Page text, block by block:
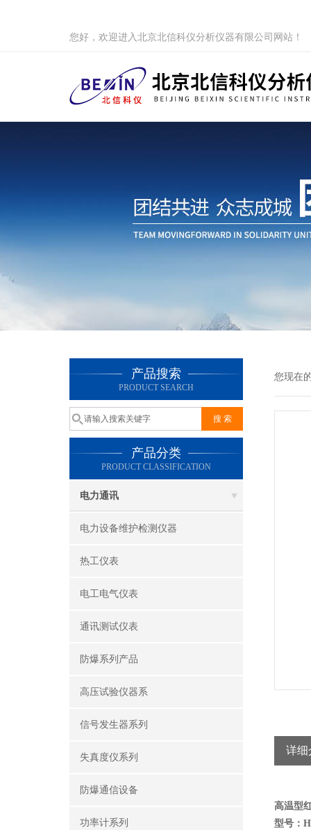
您好，欢迎进入北京北信科仪分析仪器有限公司网站！
产品搜索
PRODUCT SEARCH
产品分类
PRODUCT CLASSIFICATION
电力通讯
电力设备维护检测仪器
热工仪表
电工电气仪表
通讯测试仪表
防爆系列产品
高压试验仪器系
信号发生器系列
失真度仪系列
防爆通信设备
功率计系列
您现在
详细
高温型
型号：